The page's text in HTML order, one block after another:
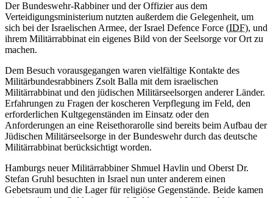
Der Bundeswehr-Rabbiner und der Offizier aus dem
Verteidigungsministerium nutzten außerdem die Gelegenheit, um
sich bei der Israelischen Armee, der Israel Defence Force (IDF), und
ihrem Militärrabbinat ein eigenes Bild von der Seelsorge vor Ort zu
machen.
Dem Besuch vorausgegangen waren vielfältige Kontakte des
Militärbundesrabbiners Zsolt Balla mit dem israelischen
Militärrabbinat und den jüdischen Militärseelsorgen anderer Länder.
Erfahrungen zu Fragen der koscheren Verpflegung im Feld, den
erforderlichen Kultgegenständen im Einsatz oder den
Anforderungen an eine Reisethorarolle sind bereits beim Aufbau der
Jüdischen Militärseelsorge in der Bundeswehr durch das deutsche
Militärrabbinat berücksichtigt worden.
Hamburgs neuer Militärrabbiner Shmuel Havlin und Oberst Dr.
Stefan Gruhl besuchten in Israel nun unter anderem einen
Gebetsraum und die Lager für religiöse Gegenstände. Beide kamen